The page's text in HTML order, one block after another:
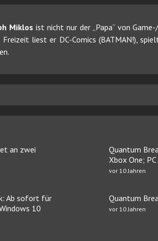
Miklos ist nicht nur der „Papa“ von
Freizeit liest er DC-Comics (BATMAN!),
an zwei
Quantum
Xbox One;
vor 10 Jahren
Ab sofort für
10
Quantum
vor 10 Jahren